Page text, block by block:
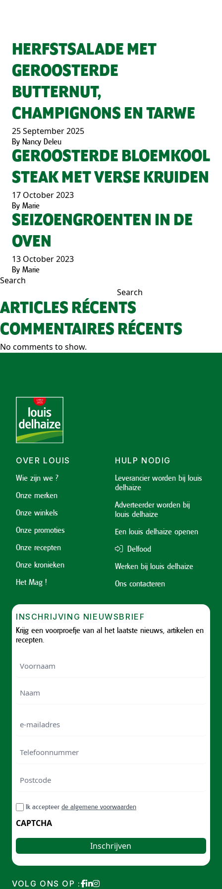
HERFSTSALADE MET
GEROOSTERDE
BUTTERNUT,
CHAMPIGNONS EN TARWE
25 September 2025
By Nancy Deleu
GEROOSTERDE BLOEMKOOL
STEAK MET VERSE KRUIDEN
17 October 2023
By Marie
SEIZOENGROENTEN IN DE
OVEN
13 October 2023
By Marie
Search
Search
ARTICLES RÉCENTS
COMMENTAIRES RÉCENTS
No comments to show.
OVER LOUIS
Wie zijn we ?
Onze merken
Onze winkels
Onze promoties
Onze recepten
Onze kronieken
Het Mag !
HULP NODIG
Leverancier worden bij louis
delhaize
Adverteerder worden bij
louis delhaize
Een louis delhaize openen
Delfood
Werken bij louis delhaize
Ons contacteren
INSCHRIJVING NIEUWSBRIEF
Krijg een voorproefje van al het laatste nieuws, artikelen en
recepten.
mailadres
/
Postal
RGPDIk accepteer de algemene voorwaarden
CAPTCHA
VOLG ONS OP :